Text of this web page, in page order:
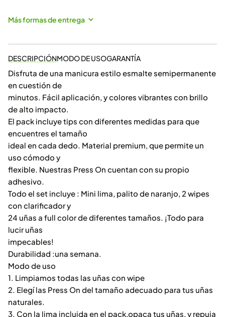
Más formas de entrega
DESCRIPCIÓNMODO DE USOGARANTÍA
Disfruta de una manicura estilo esmalte semipermanente
en cuestión de
minutos. Fácil aplicación, y colores vibrantes con brillo
de alto impacto.
El pack incluye tips con diferentes medidas para que
encuentres el tamaño
ideal en cada dedo. Material premium, que permite un
uso cómodo y
flexible. Nuestras Press On cuentan con su propio
adhesivo.
Todo el set incluye : Mini lima, palito de naranjo, 2 wipes
con clarificador y
24 uñas a full color de diferentes tamaños. ¡Todo para
lucir uñas
impecables!
Durabilidad :una semana.
Modo de uso
1. Limpiamos todas las uñas con wipe
2. Elegí las Press On del tamaño adecuado para tus uñas
naturales.
3. Con la lima incluida en el pack,opaca tus uñas, y repuja